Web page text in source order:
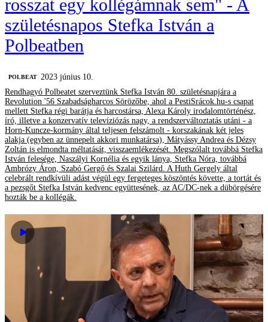
rosszat egy kollégámnak sem" - A
születésnapos Stefka István a
Polbeatben
‎POLBEAT 2023 június 10.
Rendhagyó Polbeatet szerveztünk Stefka István 80. születésnapjára a
Revolution '56 Szabadságharcos Sörözőbe, ahol a PestiSrácok.hu-s csapat
mellett Stefka régi barátja és harcostársa, Alexa Károly irodalomtörténész,
író, illetve a konzervatív televíziózás nagy, a rendszerváltoztatás utáni - a
Horn-Kuncze-kormány által teljesen felszámolt - korszakának két jeles
alakja (egyben az ünnepelt akkori munkatársa), Mátyássy Andrea és Dézsy
Zoltán is elmondta méltatását, visszaemlékezését. Megszólalt továbbá Stefka
István felesége, Naszályi Kornélia és egyik lánya, Stefka Nóra, továbbá
Ambrózy Áron, Szabó Gergő és Szalai Szilárd. A Huth Gergely által
celebrált rendkívüli adást végül egy fergeteges köszöntés követte, a tortát és
a pezsgőt Stefka István kedvenc együttesének, az AC/DC-nek a dübörgésére
hozták be a kollégák.